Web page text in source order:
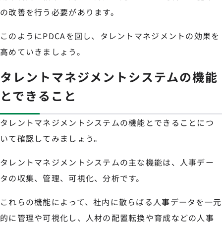
の改善を行う必要があります。
このようにPDCAを回し、タレントマネジメントの効果を
高めていきましょう。
タレントマネジメントシステムの機能
とできること
タレントマネジメントシステムの機能とできることにつ
いて確認してみましょう。
タレントマネジメントシステムの主な機能は、人事デー
タの収集、管理、可視化、分析です。
これらの機能によって、社内に散らばる人事データを一元
的に管理や可視化し、人材の配置転換や育成などの人事